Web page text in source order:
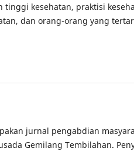
kesehatan, praktisi
dan orang-orang yang
jurnal pengabdian
Gemilang Tembilahan.